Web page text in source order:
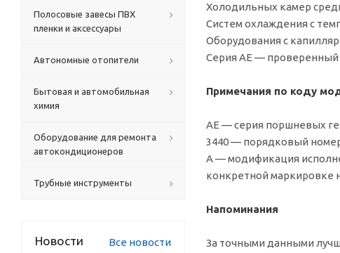
Холодильных камер
Систем охлаждения с
Оборудования с
Серия AE —
Примечания по коду
AE — серия поршневых
3440 — порядковый
A — модификация
конкретной маркировке
Напоминания
За точными данными
Полосовые завесы ПВХ
пленки и аксессуары
Автономные отопители
Бытовая и автомобильная
химия
Оборудование для ремонта
автокондиционеров
Трубные инструменты
Новости Все новости